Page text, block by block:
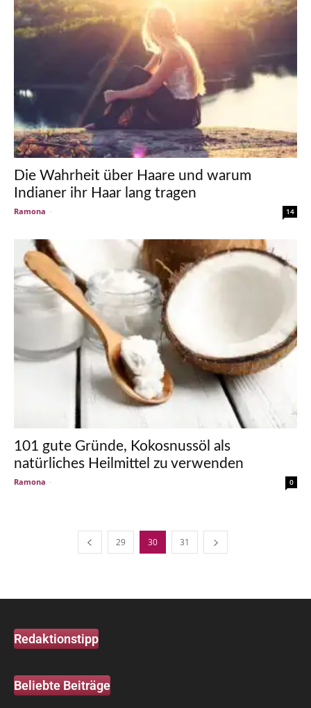
Die Wahrheit über Haare und warum
Indianer ihr Haar lang tragen
Ramona - 14
101 gute Gründe, Kokosnussöl als
natürliches Heilmittel zu verwenden
Ramona - 0
29 30 31
Redaktionstipp
Beliebte Beiträge